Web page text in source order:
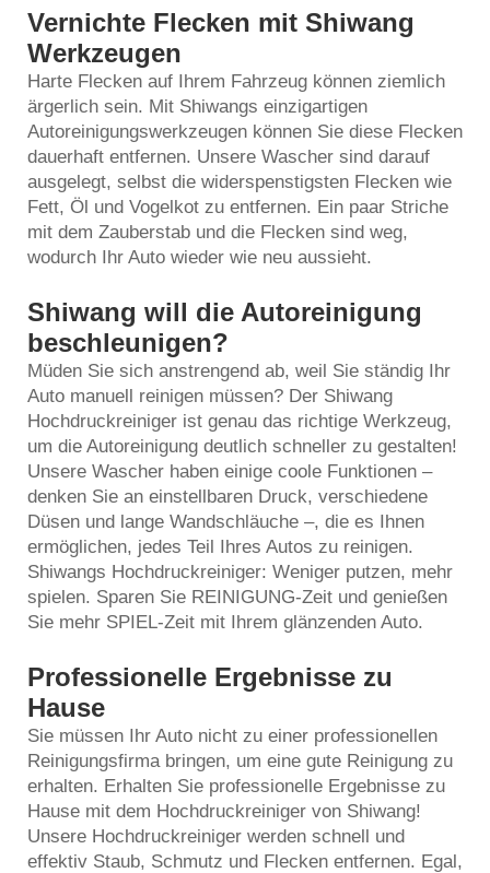
Vernichte Flecken mit Shiwang
Werkzeugen
Harte Flecken auf Ihrem Fahrzeug können ziemlich
ärgerlich sein. Mit Shiwangs einzigartigen
Autoreinigungswerkzeugen können Sie diese Flecken
dauerhaft entfernen. Unsere Wascher sind darauf
ausgelegt, selbst die widerspenstigsten Flecken wie
Fett, Öl und Vogelkot zu entfernen. Ein paar Striche
mit dem Zauberstab und die Flecken sind weg,
wodurch Ihr Auto wieder wie neu aussieht.
Shiwang will die Autoreinigung
beschleunigen?
Müden Sie sich anstrengend ab, weil Sie ständig Ihr
Auto manuell reinigen müssen? Der Shiwang
Hochdruckreiniger ist genau das richtige Werkzeug,
um die Autoreinigung deutlich schneller zu gestalten!
Unsere Wascher haben einige coole Funktionen –
denken Sie an einstellbaren Druck, verschiedene
Düsen und lange Wandschläuche –, die es Ihnen
ermöglichen, jedes Teil Ihres Autos zu reinigen.
Shiwangs Hochdruckreiniger: Weniger putzen, mehr
spielen. Sparen Sie REINIGUNG-Zeit und genießen
Sie mehr SPIEL-Zeit mit Ihrem glänzenden Auto.
Professionelle Ergebnisse zu
Hause
Sie müssen Ihr Auto nicht zu einer professionellen
Reinigungsfirma bringen, um eine gute Reinigung zu
erhalten. Erhalten Sie professionelle Ergebnisse zu
Hause mit dem Hochdruckreiniger von Shiwang!
Unsere Hochdruckreiniger werden schnell und
effektiv Staub, Schmutz und Flecken entfernen. Egal,